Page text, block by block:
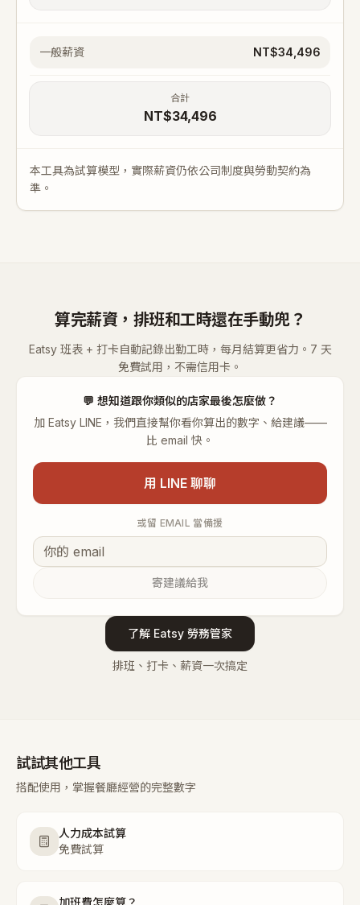
一般薪資 NT$34,496
合計
NT$34,496
本工具為試算模型，實際薪資仍依公司制度與勞動契約為
準。
算完薪資，排班和工時還在手動兜？
Eatsy 班表 + 打卡自動記錄出勤工時，每月結算更省力。7 天
免費試用，不需信用卡。
💬 想知道跟你類似的店家最後怎麼做？
加 Eatsy LINE，我們直接幫你看你算出的數字、給建議——
比 email 快。
用 LINE 聊聊
或留 EMAIL 當備援
寄建議給我
了解 Eatsy 勞務管家
排班、打卡、薪資一次搞定
試試其他工具
搭配使用，掌握餐廳經營的完整數字
人力成本試算
免費試算
加班費怎麼算？